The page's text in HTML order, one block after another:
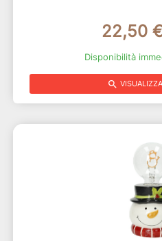
22,50
Disponibilità
search